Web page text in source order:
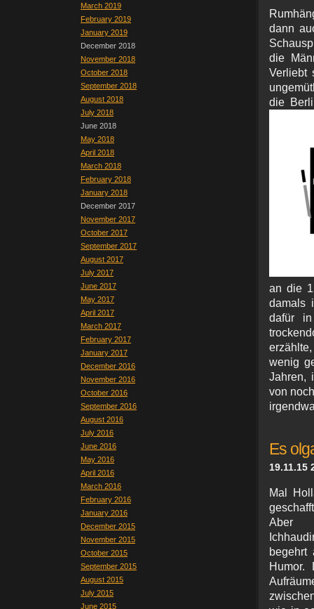
March 2019
February 2019
January 2019
December 2018
November 2018
October 2018
September 2018
August 2018
July 2018
June 2018
May 2018
April 2018
March 2018
February 2018
January 2018
December 2017
November 2017
October 2017
September 2017
August 2017
July 2017
June 2017
May 2017
April 2017
March 2017
February 2017
January 2017
December 2016
November 2016
October 2016
September 2016
August 2016
July 2016
June 2016
May 2016
April 2016
March 2016
February 2016
January 2016
December 2015
November 2015
October 2015
September 2015
August 2015
July 2015
June 2015
dann
die
Verliebt
die
an die
damals
dafür
wenig
Jahren,
von
Es
19.11.15
Mal
Humor.